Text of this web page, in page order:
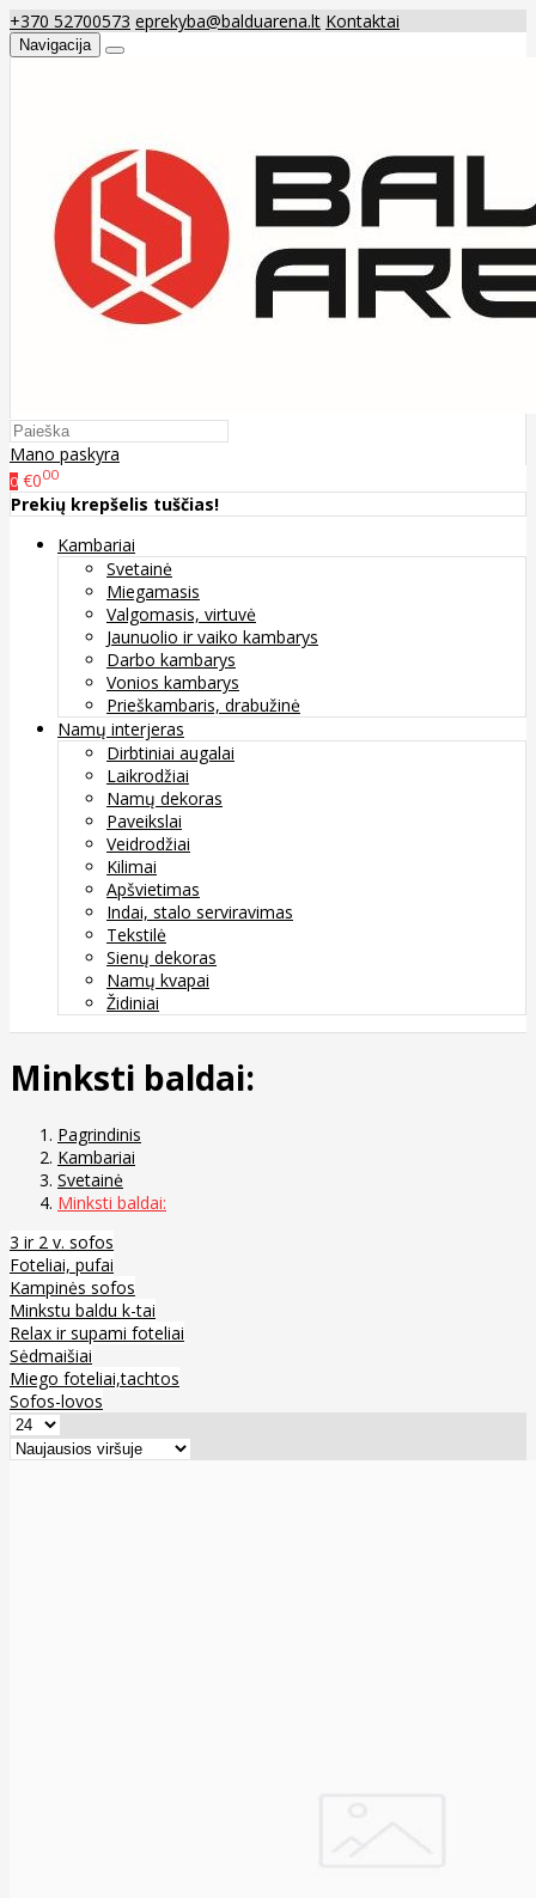
+370 52700573 eprekyba@balduarena.lt Kontaktai
Navigacija
Mano paskyra
0 €000
Prekių krepšelis tuščias!
Kambariai
Svetainė
Miegamasis
Valgomasis, virtuvė
Jaunuolio ir vaiko kambarys
Darbo kambarys
Vonios kambarys
Prieškambaris, drabužinė
Namų interjeras
Dirbtiniai augalai
Laikrodžiai
Namų dekoras
Paveikslai
Veidrodžiai
Kilimai
Apšvietimas
Indai, stalo serviravimas
Tekstilė
Sienų dekoras
Namų kvapai
Židiniai
Minksti baldai:
Pagrindinis
Kambariai
Svetainė
Minksti baldai:
3 ir 2 v. sofos
Foteliai, pufai
Kampinės sofos
Minkstu baldu k-tai
Relax ir supami foteliai
Sėdmaišiai
Miego foteliai,tachtos
Sofos-lovos